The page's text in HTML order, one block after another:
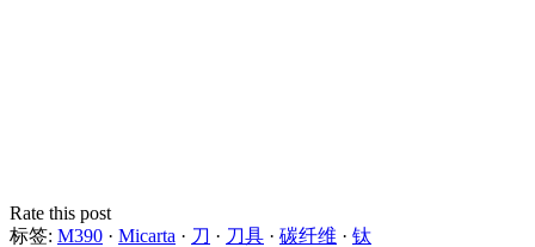
Rate this post
标签: M390 · Micarta · 刀 · 刀具 · 碳纤维 · 钛